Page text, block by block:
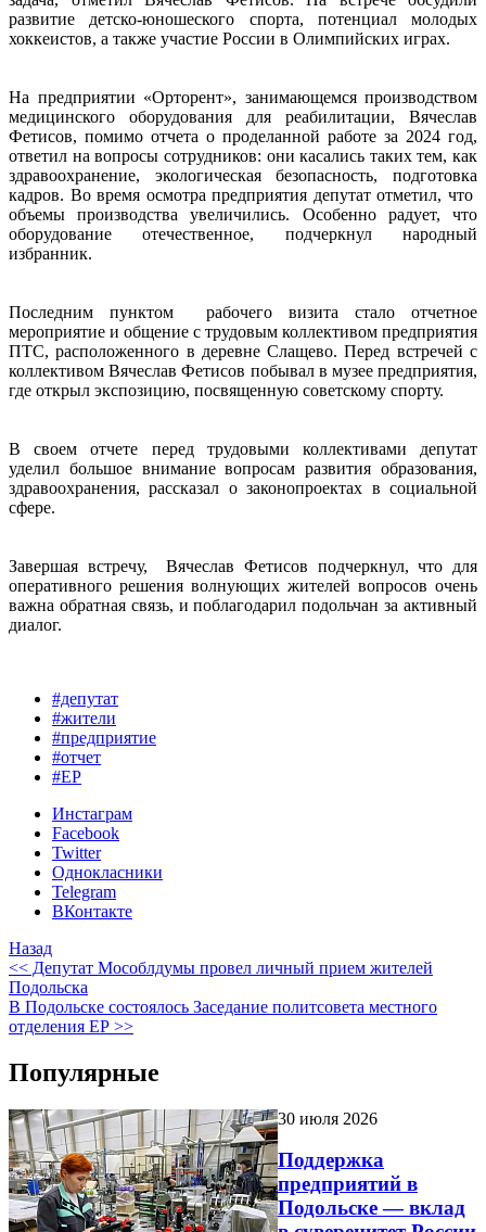
развитие детско-юношеского спорта, потенциал молодых
хоккеистов, а также участие России в Олимпийских играх.
На предприятии «Орторент», занимающемся производством
медицинского оборудования для реабилитации, Вячеслав
Фетисов, помимо отчета о проделанной работе за 2024 год,
ответил на вопросы сотрудников: они касались таких тем, как
здравоохранение, экологическая безопасность, подготовка
кадров. Во время осмотра предприятия депутат отметил, что
объемы производства увеличились. Особенно радует, что
оборудование отечественное, подчеркнул народный
избранник.
Последним пунктом рабочего визита стало отчетное
мероприятие и общение с трудовым коллективом предприятия
ПТС, расположенного в деревне Слащево. Перед встречей с
коллективом Вячеслав Фетисов побывал в музее предприятия,
где открыл экспозицию, посвященную советскому спорту.
В своем отчете перед трудовыми коллективами депутат
уделил большое внимание вопросам развития образования,
здравоохранения, рассказал о законопроектах в социальной
сфере.
Завершая встречу, Вячеслав Фетисов подчеркнул, что для
оперативного решения волнующих жителей вопросов очень
важна обратная связь, и поблагодарил подольчан за активный
диалог.
#депутат
#жители
#предприятие
#отчет
#ЕР
Инстаграм
Facebook
Twitter
Однокласники
Telegram
ВКонтакте
Назад
<< Депутат Мособлдумы провел личный прием жителей
Подольска
В Подольске состоялось Заседание политсовета местного
отделения ЕР >>
Популярные
30 июля 2026
Поддержка
предприятий в
Подольске — вклад